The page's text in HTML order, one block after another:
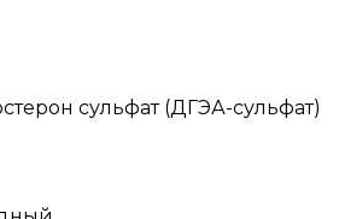
сульфат (ДГЭА-сульфат)